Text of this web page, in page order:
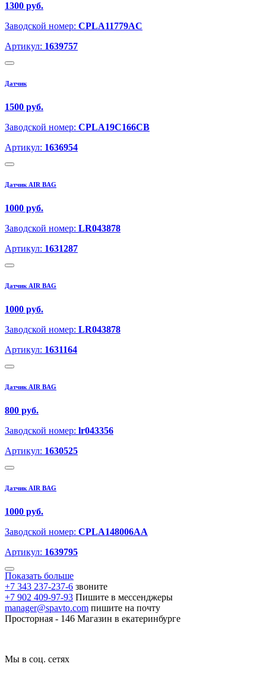
1300 руб.
Заводской номер: CPLA11779AC
Артикул: 1639757
Датчик
1500 руб.
Заводской номер: CPLA19C166CB
Артикул: 1636954
Датчик AIR BAG
1000 руб.
Заводской номер: LR043878
Артикул: 1631287
Датчик AIR BAG
1000 руб.
Заводской номер: LR043878
Артикул: 1631164
Датчик AIR BAG
800 руб.
Заводской номер: lr043356
Артикул: 1630525
Датчик AIR BAG
1000 руб.
Заводской номер: CPLA148006AA
Артикул: 1639795
Показать больше
+7 343 237-237-6 звоните
+7 902 409-97-93 Пишите в мессенджеры
manager@spavto.com пишите на почту
Просторная - 146 Магазин в екатеринбурге
Мы в соц. сетях